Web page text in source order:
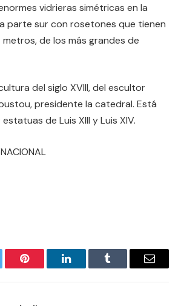
vidrieras simétricas en la
parte sur con rosetones que tienen
de los más grandes de
del siglo XVIII, del escultor
presidente la catedral. Está
de Luis XIII y Luis XIV.
Pinterest LinkedInTumblr Email